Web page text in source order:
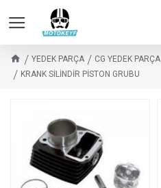
YEDEK PARÇA CG YEDEK PARÇA
KRANK SİLİNDİR PİSTON GRUBU